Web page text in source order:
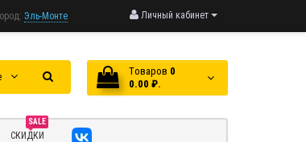
Личный кабинет
Эль-Монте
Tоваров 0
0.00 ₽.
SALE
СКИДКИ